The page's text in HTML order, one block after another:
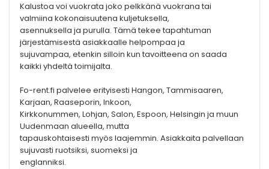
Kalustoa voi vuokrata joko pelkkänä vuokrana tai
valmiina kokonaisuutena kuljetuksella,
asennuksella ja purulla. Tämä tekee tapahtuman
järjestämisestä asiakkaalle helpompaa ja
sujuvampaa, etenkin silloin kun tavoitteena on saada
kaikki yhdeltä toimijalta.
Fo-rent.fi palvelee erityisesti Hangon, Tammisaaren,
Karjaan, Raaseporin, Inkoon,
Kirkkonummen, Lohjan, Salon, Espoon, Helsingin ja muun
Uudenmaan alueella, mutta
tapauskohtaisesti myös laajemmin. Asiakkaita palvellaan
sujuvasti ruotsiksi, suomeksi ja
englanniksi.